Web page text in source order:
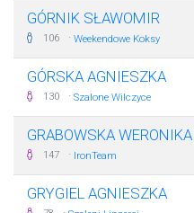
GÓRNIK SŁAWOMIR
106 · Weekendowe Koksy
GÓRSKA AGNIESZKA
130 · Szalone Wilczyce
GRABOWSKA WERONIKA
147 · IronTeam
GRYGIEL AGNIESZKA